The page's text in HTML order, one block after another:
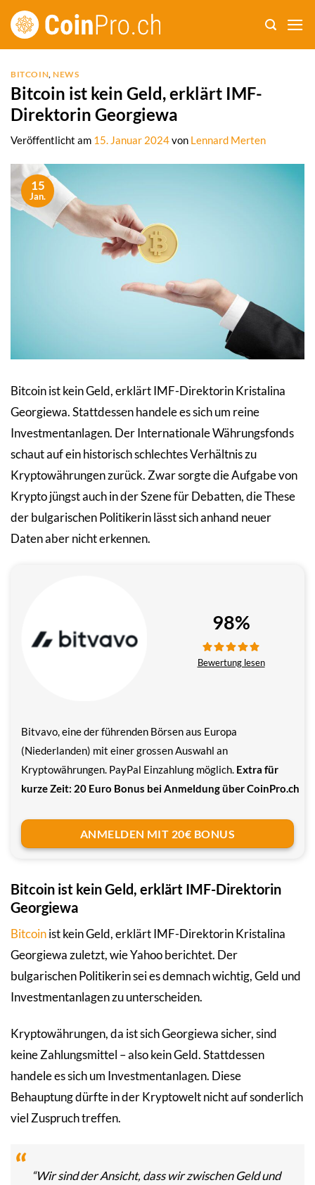
Zum
Inhalt
BITCOIN,NEWS
Bitcoin ist kein Geld, erklärt IMF-
Direktorin Georgiewa
Veröffentlicht am 15. Januar 2024von Lennard Merten
15
Jan.
Bitcoin ist kein Geld, erklärt IMF-Direktorin Kristalina
Georgiewa. Stattdessen handele es sich um reine
Investmentanlagen. Der Internationale Währungsfonds
schaut auf ein historisch schlechtes Verhältnis zu
Kryptowährungen zurück. Zwar sorgte die Aufgabe von
Krypto jüngst auch in der Szene für Debatten, die These
der bulgarischen Politikerin lässt sich anhand neuer
Daten aber nicht erkennen.
Bitvavo, eine der führenden Börsen aus Europa
(Niederlanden) mit einer grossen Auswahl an
Kryptowährungen. PayPal Einzahlung möglich. Extra für
kurze Zeit: 20 Euro Bonus bei Anmeldung über CoinPro.ch
98%
Bewertung lesen
ANMELDEN MIT 20€ BONUS
Bitcoin ist kein Geld, erklärt IMF-Direktorin
Georgiewa
Bitcoinist kein Geld, erklärt IMF-Direktorin Kristalina
Georgiewa zuletzt, wie Yahoo berichtet. Der
bulgarischen Politikerin sei es demnach wichtig, Geld und
Investmentanlagen zu unterscheiden.
Kryptowährungen, da ist sich Georgiewa sicher, sind
keine Zahlungsmittel – also kein Geld. Stattdessen
handele es sich um Investmentanlagen. Diese
Behauptung dürfte in der Kryptowelt nicht auf sonderlich
viel Zuspruch treffen.
“Wir sind der Ansicht, dass wir zwischen Geld und